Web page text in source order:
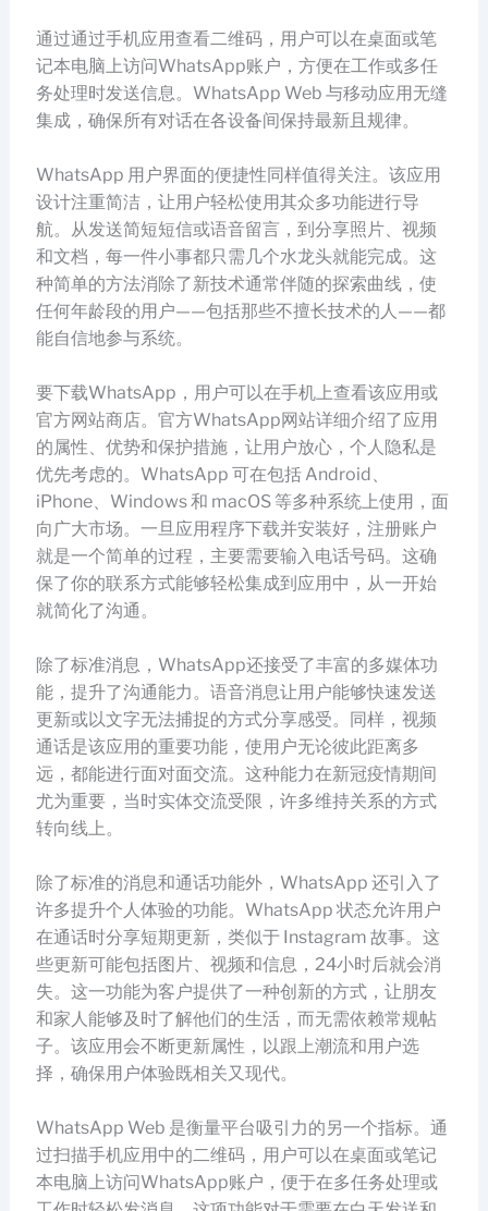
通过通过手机应用查看二维码，用户可以在桌面或笔
记本电脑上访问WhatsApp账户，方便在工作或多任
务处理时发送信息。WhatsApp Web 与移动应用无缝
集成，确保所有对话在各设备间保持最新且规律。
WhatsApp 用户界面的便捷性同样值得关注。该应用
设计注重简洁，让用户轻松使用其众多功能进行导
航。从发送简短短信或语音留言，到分享照片、视频
和文档，每一件小事都只需几个水龙头就能完成。这
种简单的方法消除了新技术通常伴随的探索曲线，使
任何年龄段的用户——包括那些不擅长技术的人——都
能自信地参与系统。
要下载WhatsApp，用户可以在手机上查看该应用或
官方网站商店。官方WhatsApp网站详细介绍了应用
的属性、优势和保护措施，让用户放心，个人隐私是
优先考虑的。WhatsApp 可在包括 Android、
iPhone、Windows 和 macOS 等多种系统上使用，面
向广大市场。一旦应用程序下载并安装好，注册账户
就是一个简单的过程，主要需要输入电话号码。这确
保了你的联系方式能够轻松集成到应用中，从一开始
就简化了沟通。
除了标准消息，WhatsApp还接受了丰富的多媒体功
能，提升了沟通能力。语音消息让用户能够快速发送
更新或以文字无法捕捉的方式分享感受。同样，视频
通话是该应用的重要功能，使用户无论彼此距离多
远，都能进行面对面交流。这种能力在新冠疫情期间
尤为重要，当时实体交流受限，许多维持关系的方式
转向线上。
除了标准的消息和通话功能外，WhatsApp 还引入了
许多提升个人体验的功能。WhatsApp 状态允许用户
在通话时分享短期更新，类似于 Instagram 故事。这
些更新可能包括图片、视频和信息，24小时后就会消
失。这一功能为客户提供了一种创新的方式，让朋友
和家人能够及时了解他们的生活，而无需依赖常规帖
子。该应用会不断更新属性，以跟上潮流和用户选
择，确保用户体验既相关又现代。
WhatsApp Web 是衡量平台吸引力的另一个指标。通
过扫描手机应用中的二维码，用户可以在桌面或笔记
本电脑上访问WhatsApp账户，便于在多任务处理或